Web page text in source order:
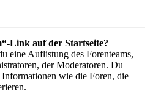
Link auf der Startseite?
eine Auflistung des Forenteams,
der Moderatoren. Du
wie die Foren, die